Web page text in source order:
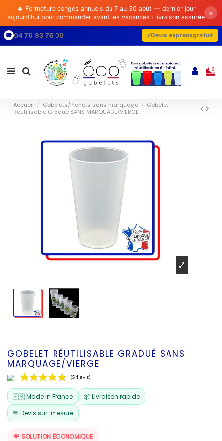
🔥 Fermeture congés annuels du 7 au 30 août — dernier jour
aujourd'hui pour commander avant les vacances · livraison assurée ×
☎ 04 76 93 76 00 Devis expressgratuit
0
Accueil Gobelets/Pichets sans marquage
Gobelet
Réutilisable Gradué SANS MARQUAGE/VIERGE
GOBELET RÉUTILISABLE GRADUÉ SANS
MARQUAGE/VIERGE
🇫🇷 Made in France
📦 Livraison rapide
💬 Devis sur-mesure
💸 SOLUTION ÉCONOMIQUE